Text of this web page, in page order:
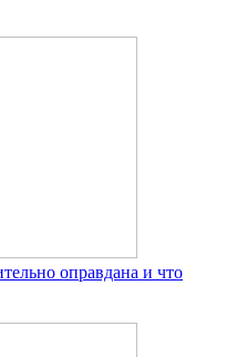
оправдана и что